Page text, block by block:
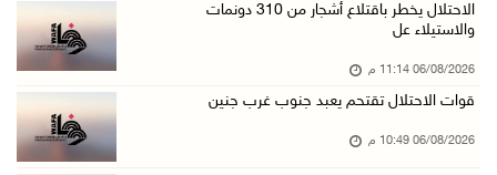
06/آب/2026 08:06 م
الرئيس المصري وملك البحرين يشددان على ضرورة ت ...
الاحتلال يخطر باقتلاع أشجار من 310 دونمات
والاستيلاء عل
06/08/2026 11:14 م
قوات الاحتلال تقتحم يعبد جنوب غرب جنين
06/08/2026 10:49 م